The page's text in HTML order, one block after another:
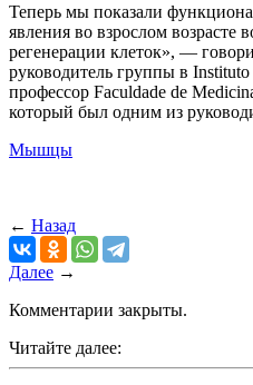
Теперь мы показали
явления во взрослом возрасте
регенерации клеток», —
руководитель группы в
профессор Faculdade de
который был одним из
Мышцы
← Назад
Далее →
Комментарии закрыты.
Читайте далее: